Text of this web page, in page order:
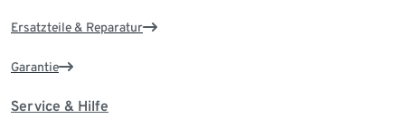
Ersatzteile & Reparatur
Garantie
Service & Hilfe